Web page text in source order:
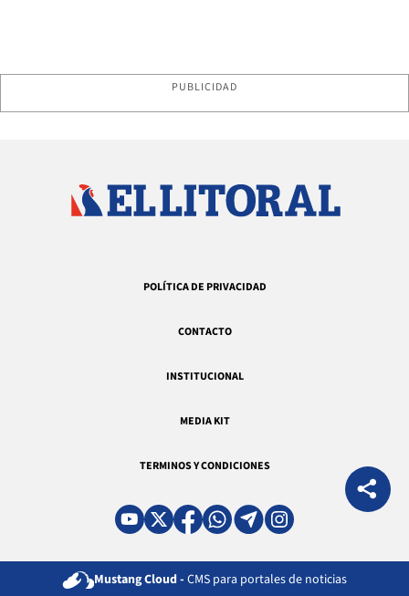
PUBLICIDAD
POLÍTICA DE PRIVACIDAD
CONTACTO
INSTITUCIONAL
MEDIA KIT
TERMINOS Y CONDICIONES
Mustang Cloud - CMS para portales de noticias